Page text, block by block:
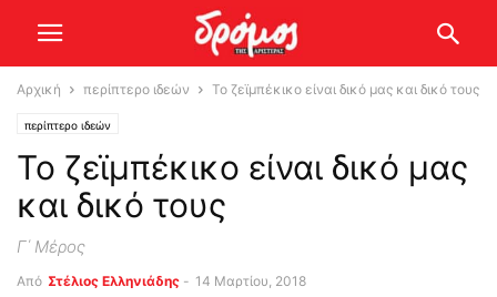
Αρχική περίπτερο ιδεών Το ζεϊμπέκικο είναι δικό μας και δικό τους
περίπτερο ιδεών
Το ζεϊμπέκικο είναι δικό μας
και δικό τους
Γ΄ Μέρος
Από Στέλιος Ελληνιάδης - 14 Μαρτίου, 2018